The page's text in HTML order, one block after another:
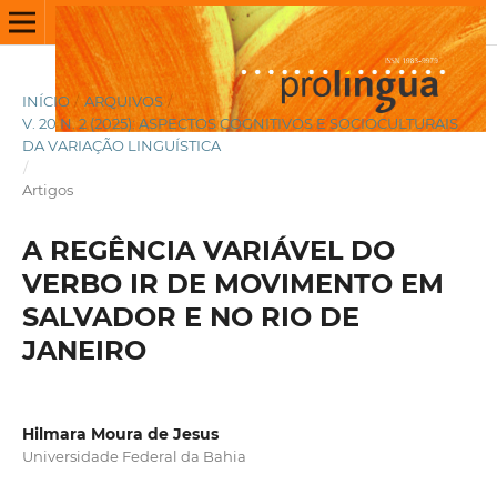
INÍCIO / ARQUIVOS /
V. 20 N. 2 (2025): ASPECTOS COGNITIVOS E SOCIOCULTURAIS
DA VARIAÇÃO LINGUÍSTICA
/
Artigos
A REGÊNCIA VARIÁVEL DO
VERBO IR DE MOVIMENTO EM
SALVADOR E NO RIO DE
JANEIRO
Hilmara Moura de Jesus
Universidade Federal da Bahia